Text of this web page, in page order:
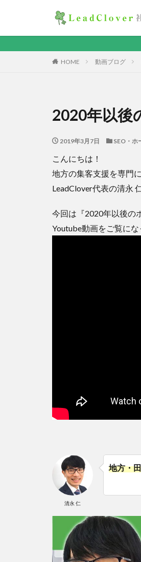
HOME 動画ブログ
2020年以後
2019年3月7日 SEO・ホ
こんにちは！
地方の集客支援を専門
LeadClover代表の清永
今回は『2020年以後の
Youtube動画をご覧に
清永 仁
地方・